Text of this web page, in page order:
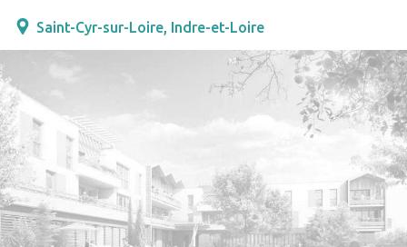
Saint-Cyr-sur-Loire, Indre-et-Loire